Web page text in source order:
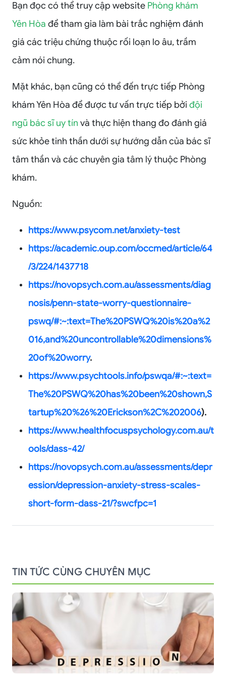
Bạn đọc có thể truy cập website Phòng khám
Yên Hòa để tham gia làm bài trắc nghiệm đánh
giá các triệu chứng thuộc rối loạn lo âu, trầm
cảm nói chung.
Mặt khác, bạn cũng có thể đến trực tiếp Phòng
khám Yên Hòa để được tư vấn trực tiếp bởi đội
ngũ bác sĩ uy tín và thực hiện thang đo đánh giá
sức khỏe tinh thần dưới sự hướng dẫn của bác sĩ
tâm thần và các chuyên gia tâm lý thuộc Phòng
khám.
Nguồn:
https://www.psycom.net/anxiety-test
https://academic.oup.com/occmed/article/64
/3/224/1437718
https://novopsych.com.au/assessments/diag
nosis/penn-state-worry-questionnaire-
pswq/#:~:text=The%20PSWQ%20is%20a%2
016,and%20uncontrollable%20dimensions%
20of%20worry.
https://www.psychtools.info/pswqa/#:~:text=
The%20PSWQ%20has%20been%20shown,S
tartup%20%26%20Erickson%2C%202006).
https://www.healthfocuspsychology.com.au/t
ools/dass-42/
https://novopsych.com.au/assessments/depr
ession/depression-anxiety-stress-scales-
short-form-dass-21/?swcfpc=1
TIN TỨC CÙNG CHUYÊN MỤC